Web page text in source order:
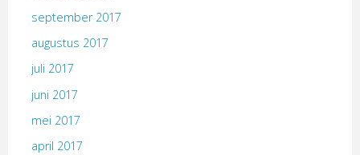
september 2017
augustus 2017
juli 2017
juni 2017
mei 2017
april 2017